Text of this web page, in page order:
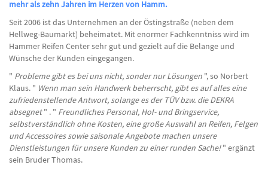
mehr als zehn Jahren im Herzen von Hamm.
Seit 2006 ist das Unternehmen an der Östingstraße (neben dem
Hellweg-Baumarkt) beheimatet. Mit enormer Fachkenntniss wird im
Hammer Reifen Center sehr gut und gezielt auf die Belange und
Wünsche der Kunden eingegangen.
" Probleme gibt es bei uns nicht, sonder nur Lösungen ", so Norbert
Klaus. " Wenn man sein Handwerk beherrscht, gibt es auf alles eine
zufriedenstellende Antwort, solange es der TÜV bzw. die DEKRA
absegnet" . " Freundliches Personal, Hol- und Bringservice,
selbstverständlich ohne Kosten, eine große Auswahl an Reifen, Felgen
und Accessoires sowie saisonale Angebote machen unsere
Dienstleistungen für unsere Kunden zu einer runden Sache!" ergänzt
sein Bruder Thomas.